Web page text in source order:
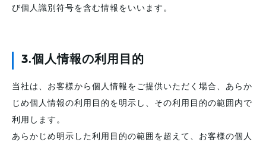
び個人識別符号を含む情報をいいます。
3.個人情報の利用目的
当社は、お客様から個人情報をご提供いただく場合、あらか
じめ個人情報の利用目的を明示し、その利用目的の範囲内で
利用します。
あらかじめ明示した利用目的の範囲を超えて、お客様の個人